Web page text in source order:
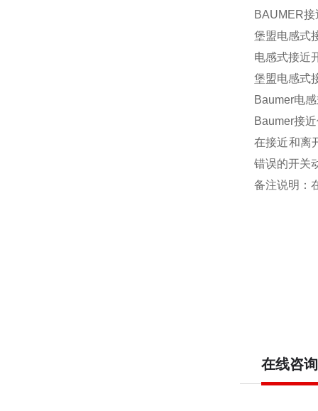
BAUMER
堡盟电感式
电感式接近
堡盟电感式
Baumer电
Baumer接
在接近和离
错误的开关
备注说明：
在线咨询